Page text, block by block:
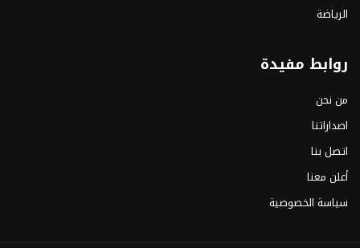
الرياضة
روابط مفيدة
من نحن
اصداراتنا
اتصل بنا
أعلن معنا
سياسة الخصوصية